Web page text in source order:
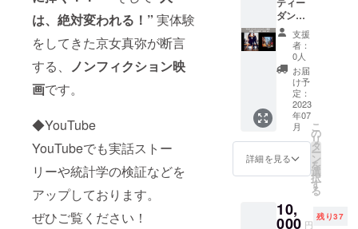
は、絶対変われる！” 実体験
をしてきた京女真弥が断言
する、 ノンフィクション映
画です。
◆YouTube
YouTubeでも実話ストー
リーや統計学の検証などを
アップしております。
ぜひご覧ください！
ンジ、
装身具
等製
作、
Instagr
amにコ
ラー
ジュ作
品を投
稿して
いま
す。
2022年
から占
心の傷
を紐解
ローマ
字(名字
と名前
両方、
旧姓が
ある方
は旧姓
の方を
お願い
します)
を備考
入お願
いしま
日 ・生
まれた
向や恋
愛拗ら
せポイ
ント ・
今お付
き合い
してい
るパー
ナー、
奥
那様の
鑑定も
のお相
手との
●時間
２時間
レッス
装・靴
・動き
やすい
セミ
フォー
マルな
服 ・ス
ニー
カーと
合う靴
(女性は
人前後
の少人
数制の
教室に
なりま
す。 ペ
アダン
スです
が、女
性１人
での参
加、男
性１人
す。 講
師が
ダンス
(ペアダ
ンス)教
室in大
阪
ちょっ
とした
海外
パー
ティー
で踊れ
るよう
に、プ
ロのダ
二人が
教えて
支援
者：
0人
お届
け予
定：
2023
年07
月
詳細を見る
こ
の
リ
タ
ー
ン
を
選
択
す
る
10,
000 円
残り37